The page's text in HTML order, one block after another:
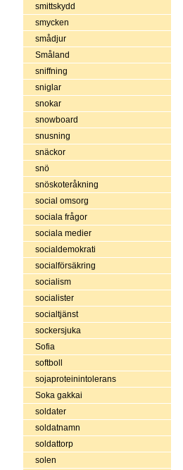
smittskydd
smycken
smådjur
Småland
sniffning
sniglar
snokar
snowboard
snusning
snäckor
snö
snöskoteråkning
social omsorg
sociala frågor
sociala medier
socialdemokrati
socialförsäkring
socialism
socialister
socialtjänst
sockersjuka
Sofia
softboll
sojaproteinintolerans
Soka gakkai
soldater
soldatnamn
soldattorp
solen